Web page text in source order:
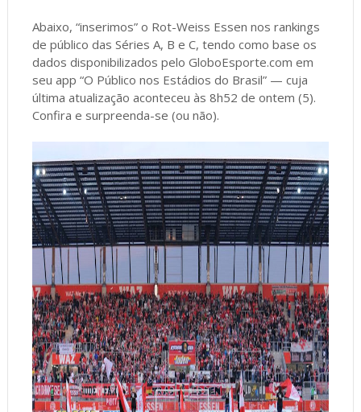
Abaixo, “inserimos” o Rot-Weiss Essen nos rankings
de público das Séries A, B e C, tendo como base os
dados disponibilizados pelo GloboEsporte.com em
seu app “O Público nos Estádios do Brasil” — cuja
última atualização aconteceu às 8h52 de ontem (5).
Confira e surpreenda-se (ou não).